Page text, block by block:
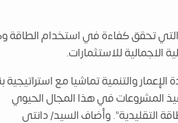
التي تحقق كفاءة في استخدام الطاقة
والتنمية تماشيا مع استراتيجية
المشروعات في هذا المجال الحيوي
التقليدية". وأضاف السيد/ دانتى